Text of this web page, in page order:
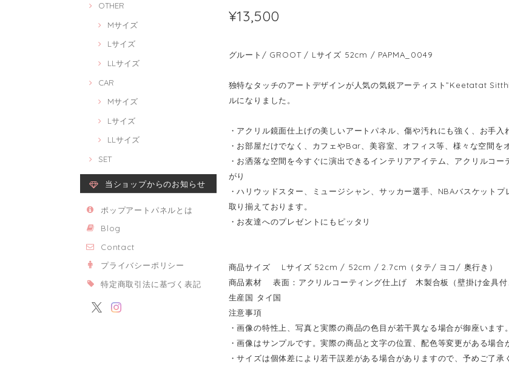
OTHER
Mサイズ
Lサイズ
LLサイズ
CAR
Mサイズ
Lサイズ
LLサイズ
SET
当ショップからのお知らせ
ポップアートパネルとは
Blog
Contact
プライバシーポリシー
特定商取引法に基づく表記
¥13,500
グルート/ GROOT / Lサイズ 52cm / PAPMA_0049
独特なタッチのアートデザインが人気の気鋭アーティスト”Keetatat
ルになりました。
・アクリル鏡面仕上げの美しいアートパネル、傷や汚れにも強く、お手入
・お部屋だけでなく、カフェやBar、美容室、オフィス等、様々な空間を
・お洒落な空間を今すぐに演出できるインテリアアイテム、アクリルコ
がり
・ハリウッドスター、ミュージシャン、サッカー選手、NBAバスケット
取り揃えております。
・お友達へのプレゼントにもピッタリ
商品サイズ Lサイズ 52cm / 52cm / 2.7cm（タテ/ ヨコ/ 奥行き）
商品素材 表面：アクリルコーティング仕上げ 木製合板（壁掛け金具付
生産国 タイ国
注意事項
・画像の特性上、写真と実際の商品の色目が若干異なる場合が御座います。
・画像はサンプルです。実際の商品と文字の位置、配色等変更がある場合
・サイズは個体差により若干誤差がある場合がありますので、予めご了承